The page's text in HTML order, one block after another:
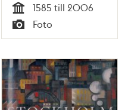
Tid
1585 till 2006
Typ
Foto